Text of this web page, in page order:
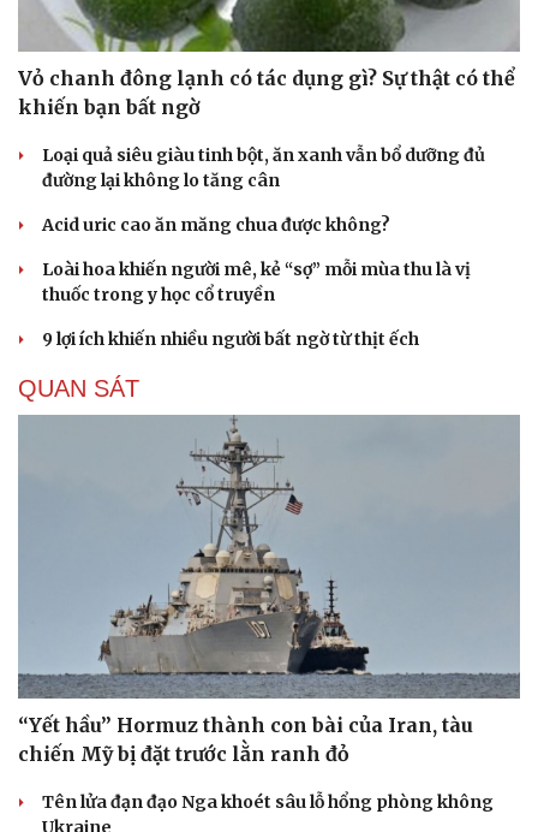
Vỏ chanh đông lạnh có tác dụng gì? Sự thật có thể
khiến bạn bất ngờ
Loại quả siêu giàu tinh bột, ăn xanh vẫn bổ dưỡng đủ
đường lại không lo tăng cân
Acid uric cao ăn măng chua được không?
Loài hoa khiến người mê, kẻ “sợ” mỗi mùa thu là vị
thuốc trong y học cổ truyền
9 lợi ích khiến nhiều người bất ngờ từ thịt ếch
QUAN SÁT
“Yết hầu” Hormuz thành con bài của Iran, tàu
chiến Mỹ bị đặt trước lằn ranh đỏ
Tên lửa đạn đạo Nga khoét sâu lỗ hổng phòng không
Ukraine